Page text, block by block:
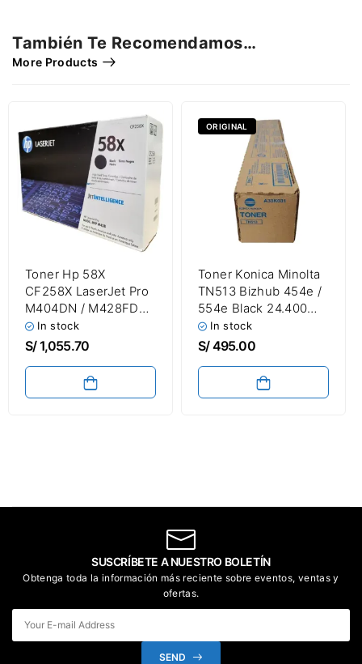
También Te Recomendamos…
More Products
Toner Hp 58X
CF258X LaserJet Pro
M404DN / M428FDW
Black 10,000 Páginas
In stock
S/1,055.70
ORIGINAL
Toner Konica Minolta
TN513 Bizhub 454e /
554e Black 24.400
Paginas
In stock
S/495.00
SUSCRÍBETE A NUESTRO BOLETÍN
Obtenga toda la información más reciente sobre eventos, ventas y
ofertas.
SEND